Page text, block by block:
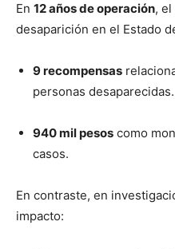
En 12 años de operación,
desaparición en el Estado
9 recompensas
personas desaparecidas.
940 mil pesos como
casos.
En contraste, en
impacto: